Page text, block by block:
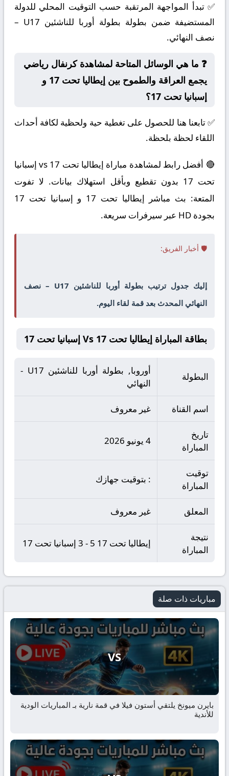
✅ تبدأ المواجهة المرتقبة حسب التوقيت المحلي للدولة
المستضيفة ضمن بطولة بطولة أوربا للناشئين U17 –
نصف النهائي.
❓ ما هي الوسائل المتاحة لمشاهدة كرنفال رياضي
يجمع العراقة والطموح بين إيطاليا تحت 17 و
إسبانيا تحت 17؟
✅ تابعنا هنا للحصول على تغطية حية ولحظية لكافة أحداث
اللقاء لحظة بلحظة.
🔴 أفضل رابط لمشاهدة مباراة إيطاليا تحت 17 vs إسبانيا
تحت 17 بدون تقطيع وبأقل استهلاك بيانات. لا تفوت
المتعة: بث مباشر إيطاليا تحت 17 و إسبانيا تحت 17
بجودة HD عبر سيرفرات سريعة.
🛡️ أخبار الفريق:
إليك جدول ترتيب بطولة أوربا للناشئين U17 – نصف
النهائي المحدث بعد قمة لقاء اليوم.
بطاقة المباراة إيطاليا تحت 17 Vs إسبانيا تحت 17
البطولة
أوروبا, بطولة أوربا للناشئين U17 -
النهائي
اسم القناة غير معروف
تاريخ
المباراة
4 يونيو 2026
توقيت
المباراة
: بتوقيت جهازك
المعلق غير معروف
نتيجة
المباراة
إيطاليا تحت 17 5 - 3 إسبانيا تحت 17
مباريات ذات صلة
VS
بايرن ميونخ يلتقي أستون فيلا في قمة نارية بـ المباريات الودية
للأندية